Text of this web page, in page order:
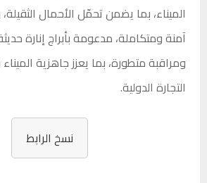
الميناء، بما يضمن تحمّل الأحمال
آمنة ومتكاملة، مدعومة بأبراج إنارة
ومراقبة متطورة، بما يعزز جاهزية
التجارة الدولية.
نسخ الرابط